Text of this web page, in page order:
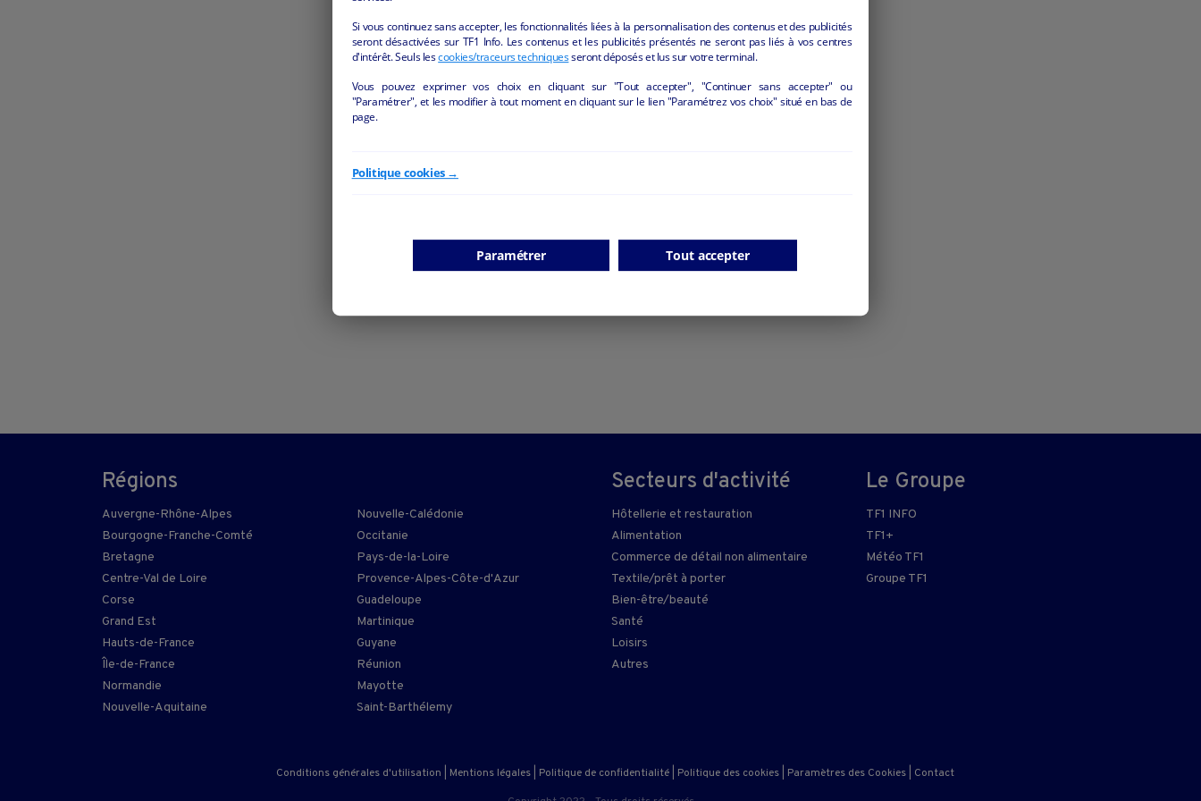
Régions
Auvergne-Rhône-Alpes
Bourgogne-Franche-Comté
Bretagne
Centre-Val de Loire
Corse
Grand Est
Hauts-de-France
Île-de-France
Normandie
Nouvelle-Aquitaine
Nouvelle-Calédonie
Occitanie
Pays-de-la-Loire
Provence-Alpes-Côte-d'Azur
Guadeloupe
Martinique
Guyane
Réunion
Mayotte
Saint-Barthélemy
Secteurs d'activité
Hôtellerie et restauration
Alimentation
Commerce de détail non alimentaire
Textile/prêt à porter
Bien-être/beauté
Santé
Loisirs
Autres
Le Groupe
TF1 INFO
TF1+
Météo TF1
Groupe TF1
Conditions générales d'utilisation Mentions légales Politique de confidentialité Politique des cookies Paramètres des Cookies
Contact
Si vous continuez sans accepter, les fonctionnalités liées à la personnalisation des contenus et des publicités
seront désactivées sur TF1 Info. Les contenus et les publicités présentés ne seront pas liés à vos centres
d'intérêt. Seuls lescookies/traceurs techniquesseront déposés et lus sur votre terminal.
Vous pouvez exprimer vos choix en cliquant sur "Tout accepter", "Continuer sans accepter" ou
"Paramétrer", et les modifier à tout moment en cliquant sur le lien "Paramétrez vos choix" situé en bas de
page.
Politique cookies →
Paramétrer Tout accepter